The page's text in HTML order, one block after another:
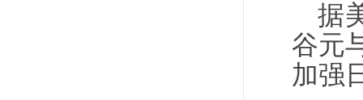
据
谷元
加强